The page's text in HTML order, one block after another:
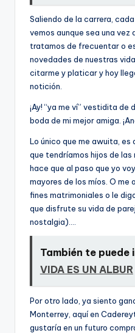
Saliendo de la carrera,
vemos aunque sea una vez
tratamos de frecuentar o
novedades de nuestras
citarme y platicar y hoy
notición.
¡Ay! “ya me ví­” vestidita de
boda de mi mejor amiga.
Lo único que me awuita, es
que tendrí­amos hijos de las
hace que al paso que yo
mayores de los mí­os. O me
fines matrimoniales o le
que disfrute su vida de
nostalgia)….
También te puede
VIDA ES UN ALBUR
Por otro lado, ya siento
Monterrey, aquí­ en
gustarí­a en un futuro